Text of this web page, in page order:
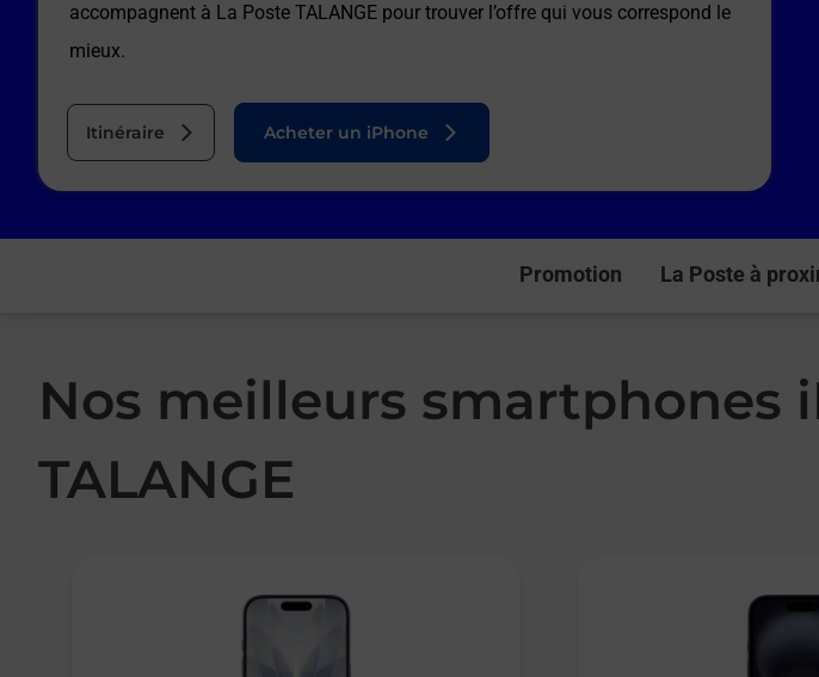
accompagnent à La Poste TALANGE pour trouver l’offre qui vous correspond le
mieux.
Itinéraire Acheter un iPhone
Promotion La Poste à
Nos meilleurs smartphones
TALANGE